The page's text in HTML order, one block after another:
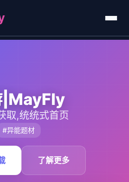
|MayFly
取,统统式首页
#异能题材
了解更多